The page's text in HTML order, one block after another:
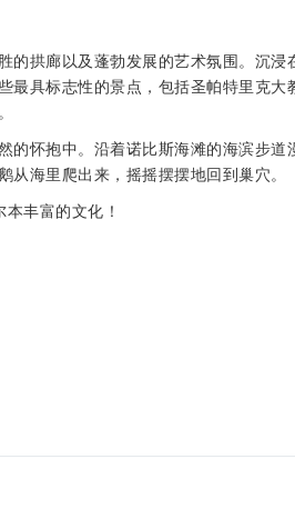
的拱廊以及蓬勃发展的艺术氛围。沉浸
最具标志性的景点，包括圣帕特里克大
的怀抱中。沿着诺比斯海滩的海滨步道
从海里爬出来，摇摇摆摆地回到巢穴。
丰富的文化！